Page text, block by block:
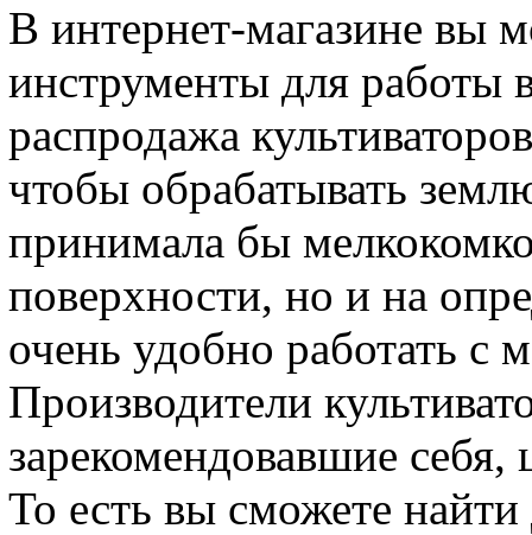
В интернет-магазине вы
инструменты для работы
распродажа
чтобы обрабатывать
принимала бы
поверхности, но и на
очень удобно работать с
Производители
зарекомендовавшие
То есть вы сможете